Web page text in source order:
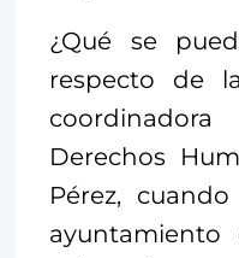
¿Qué se
respecto de
Derechos
Pérez,